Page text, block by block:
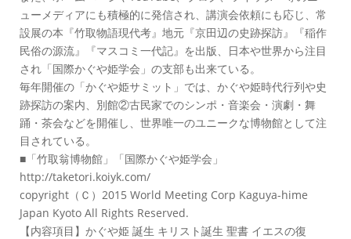
ューメディアにも積極的に発信され、講演会依頼にも応じ、常
設展の本『竹取物語現代考』地元『京田辺の史跡探訪』『稲作
民俗の源流』『マスコミ一代記』を出版、日本や世界から注目
され「国際かぐや姫学会」の支部も出来ている。
毎年開催の「かぐや姫サミット」では、かぐや姫時代行列や史
跡探訪の案内、別館②古民家でのシンポ・音楽会・演劇・舞
踊・茶会などを開催し、世界唯一のユニークな博物館として注
目されている。
■「竹取翁博物館」「国際かぐや姫学会」
http://taketori.koiyk.com/
copyright（Ｃ）2015 World Meeting Corp Kaguya-hime
Japan Kyoto All Rights Reserved.
【内容項目】かぐや姫 誕生 キリスト誕生 聖書 イエスの復